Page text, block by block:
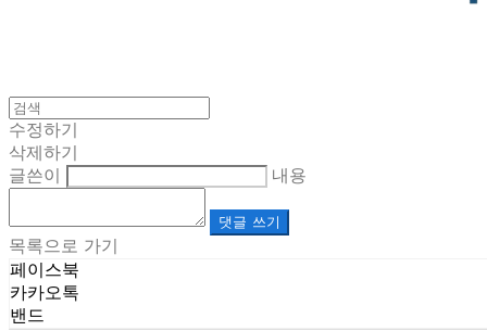
수정하기
삭제하기
글쓴이
내용
댓글 쓰기
목록으로 가기
페이스북
카카오톡
밴드